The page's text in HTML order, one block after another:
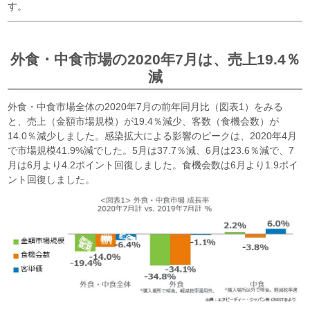
す。
外食・中食市場の2020年7月は、売上19.4％
減
外食・中食市場全体の2020年7月の前年同月比（図表1）をみる
と、売上（金額市場規模）が19.4％減少、客数（食機会数）が
14.0％減少しました。感染拡大による影響のピークは、2020年4月
で市場規模41.9%減でした。5月は37.7％減、6月は23.6％減で、7
月は6月より4.2ポイント回復しました。食機会数は6月より1.9ポイ
ント回復しました。